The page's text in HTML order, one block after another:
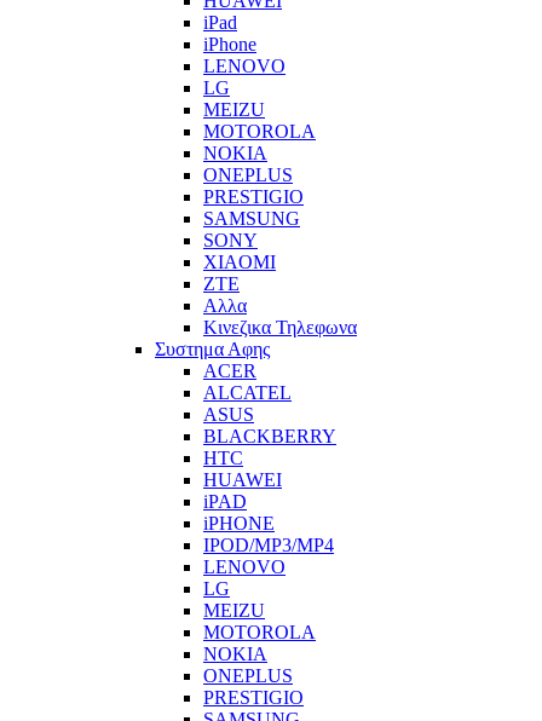
iPad
iPhone
LENOVO
LG
MEIZU
MOTOROLA
NOKIA
ONEPLUS
PRESTIGIO
SAMSUNG
SONY
XIAOMI
ZTE
Αλλα
Κινεζικα Τηλεφωνα
Συστημα Αφης
ACER
ALCATEL
ASUS
BLACKBERRY
HTC
HUAWEI
iPAD
iPHONE
IPOD/MP3/MP4
LENOVO
LG
MEIZU
MOTOROLA
NOKIA
ONEPLUS
PRESTIGIO